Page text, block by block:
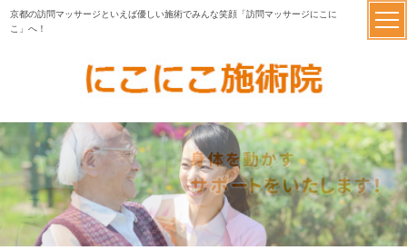
京都の訪問マッサージといえば優しい施術でみんな笑顔「訪問マッサージにこに
こ」へ！